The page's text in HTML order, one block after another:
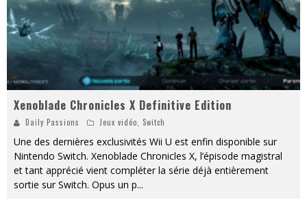
Yoshi and the mysterious book
Xenoblade Chronicles X Definitive Edition
Daily Passions Jeux vidéo, Switch
Une des dernières exclusivités Wii U est enfin disponible sur
Nintendo Switch. Xenoblade Chronicles X, l’épisode magistral
et tant apprécié vient compléter la série déjà entièrement
sortie sur Switch. Opus un p...